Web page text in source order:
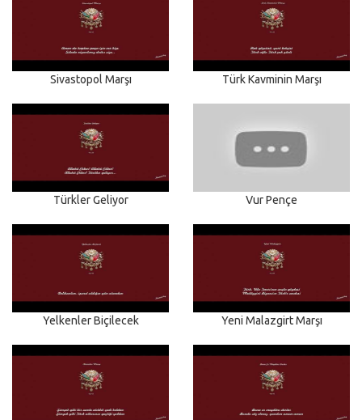
Sivastopol Marşı Türk Kavminin Marşı
Türkler Geliyor Vur Pençe
Yelkenler Biçilecek Yeni Malazgirt Marşı